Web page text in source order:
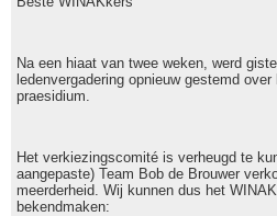
Na een hiaat van twee weken, werd
ledenvergadering opnieuw gestemd
praesidium.
Het verkiezingscomité is verheugd te
aangepaste) Team Bob de Brouwer
meerderheid. Wij kunnen dus het
bekendmaken: